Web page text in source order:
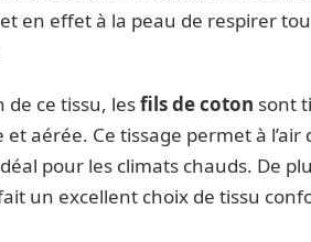
en effet à la peau de respirer
de ce tissu, lesfils de coton sont
aérée. Ce tissage permet à
pour les climats chauds. De
un excellent choix de tissu